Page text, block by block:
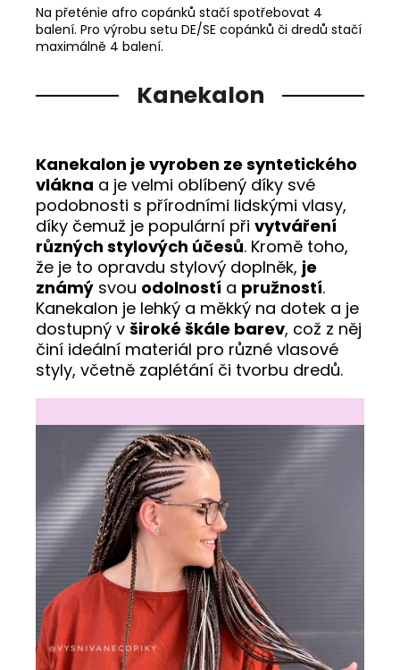
Na přeténie afro copánků stačí spotřebovat 4
balení. Pro výrobu setu DE/SE copánků či dredů stačí
maximálně 4 balení.
Kanekalon
Kanekalon je vyroben ze syntetického
vlákna a je velmi oblíbený díky své
podobnosti s přírodními lidskými vlasy,
díky čemuž je populární při vytváření
různých stylových účesů. Kromě toho,
že je to opravdu stylový doplněk, je
známý svou odolností a pružností.
Kanekalon je lehký a měkký na dotek a je
dostupný v široké škále barev, což z něj
činí ideální materiál pro různé vlasové
styly, včetně zaplétání či tvorbu dredů.